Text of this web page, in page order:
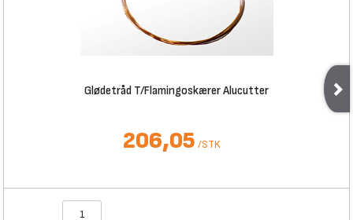
Glødetråd T/Flamingoskærer Alucutter
206,05 /STK